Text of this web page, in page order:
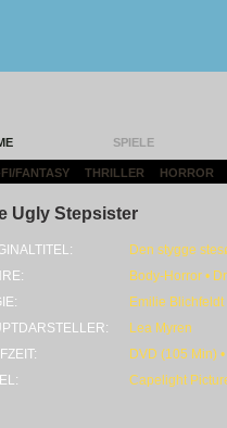
SPIELE
FANTASY THRILLER HORROR
Ugly Stepsister
Den stygge
Body-Horror •
Emilie Blichfeldt
Lea Myren
DVD (105 Min)
Capelight